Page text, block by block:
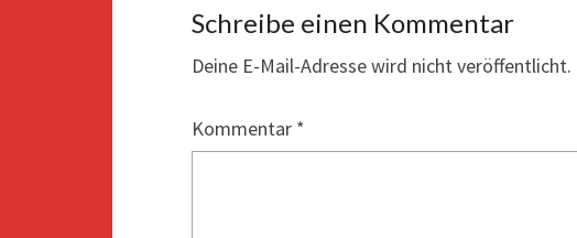
Schreibe einen Kommentar
Deine E-Mail-Adresse wird nicht veröffentlicht.
Kommentar *